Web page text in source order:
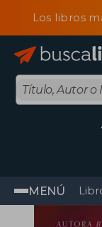
Los libros
MENÚ